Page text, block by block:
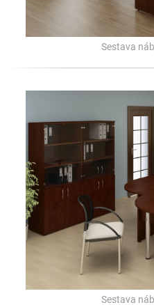
Sestava
Sestava